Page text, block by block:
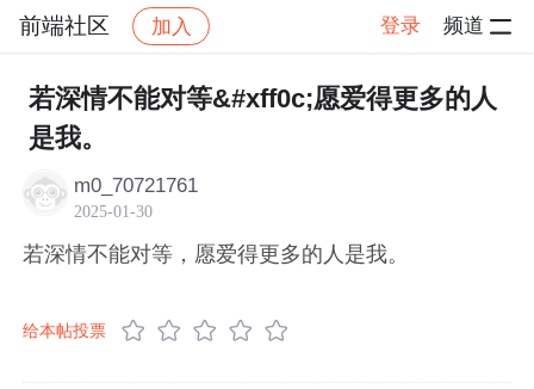
前端社区 加入 登录 频道
社区 前端社区 感慨 帖子详情
若深情不能对等&#xff0c;愿爱得更多的人
是我。
m0_70721761
2025-01-30
若深情不能对等，愿爱得更多的人是我。
给本帖投票